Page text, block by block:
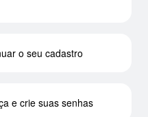
o seu cadastro
e crie suas senhas